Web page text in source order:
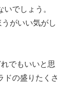
でしょう。
がいい気がし
でもいいと思
ドの盛りたくさ